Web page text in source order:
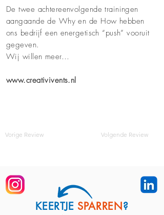
De twee achtereenvolgende trainingen
aangaande de Why en de How hebben
ons bedrijf een energetisch “push” vooruit
gegeven.
Wij willen meer…
www.creativivents.nl
Vorige Review Volgende Review
KEERTJESPARREN?